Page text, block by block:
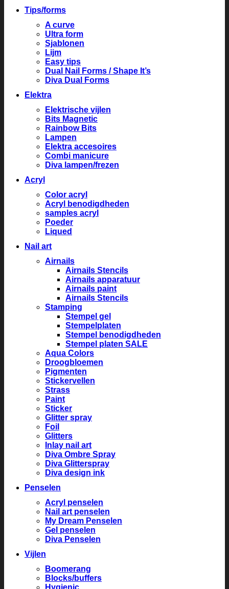
Tips/forms
A curve
Ultra form
Sjablonen
Lijm
Easy tips
Dual Nail Forms / Shape It’s
Diva Dual Forms
Elektra
Elektrische vijlen
Bits Magnetic
Rainbow Bits
Lampen
Elektra accesoires
Combi manicure
Diva lampen/frezen
Acryl
Color acryl
Acryl benodigdheden
samples acryl
Poeder
Liqued
Nail art
Airnails
Airnails Stencils
Airnails apparatuur
Airnails paint
Airnails Stencils
Stamping
Stempel gel
Stempelplaten
Stempel benodigdheden
Stempel platen SALE
Aqua Colors
Droogbloemen
Pigmenten
Stickervellen
Strass
Paint
Sticker
Glitter spray
Foil
Glitters
Inlay nail art
Diva Ombre Spray
Diva Glitterspray
Diva design ink
Penselen
Acryl penselen
Nail art penselen
My Dream Penselen
Gel penselen
Diva Penselen
Vijlen
Boomerang
Blocks/buffers
Hygienic